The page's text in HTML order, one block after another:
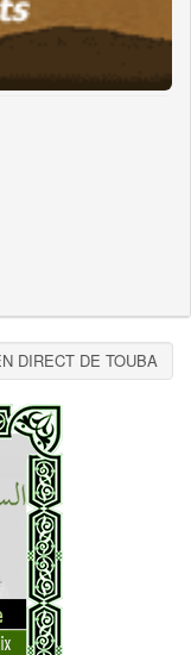
DIRECT DE TOUBA